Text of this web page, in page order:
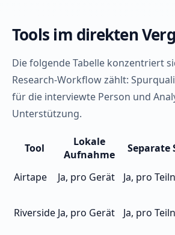
Tools im direkten
Die folgende Tabelle konzentriert
Research-Workflow zählt:
für die interviewte Person und
Unterstützung.
Tool
Lokale
Aufnahme
Separate
Airtape
Ja, pro Gerät Ja, pro
Riverside Ja, pro Gerät Ja, pro